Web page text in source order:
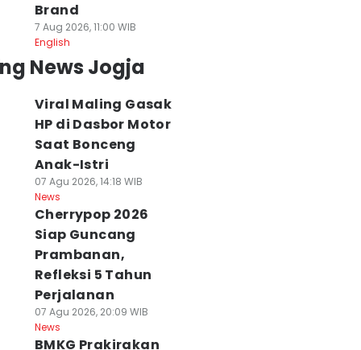
Brand
7 Aug 2026, 11:00 WIB
English
News Jogja
Viral Maling Gasak
HP di Dasbor Motor
Saat Bonceng
Anak-Istri
07 Agu 2026, 14:18 WIB
News
Cherrypop 2026
Siap Guncang
Prambanan,
Refleksi 5 Tahun
Perjalanan
07 Agu 2026, 20:09 WIB
News
BMKG Prakirakan